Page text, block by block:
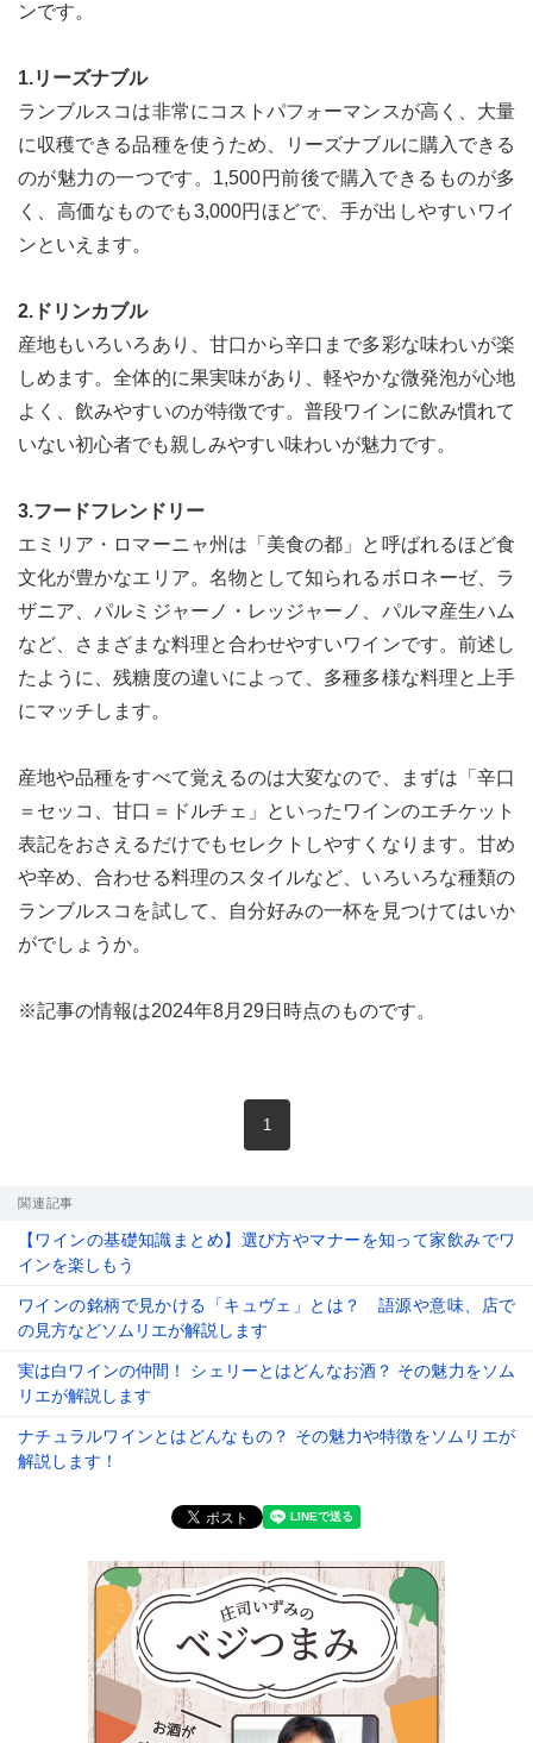
ンです。
1.リーズナブル
ランブルスコは非常にコストパフォーマンスが高く、大量
に収穫できる品種を使うため、リーズナブルに購入できる
のが魅力の一つです。1,500円前後で購入できるものが多
く、高価なものでも3,000円ほどで、手が出しやすいワイ
ンといえます。
2.ドリンカブル
産地もいろいろあり、甘口から辛口まで多彩な味わいが楽
しめます。全体的に果実味があり、軽やかな微発泡が心地
よく、飲みやすいのが特徴です。普段ワインに飲み慣れて
いない初心者でも親しみやすい味わいが魅力です。
3.フードフレンドリー
エミリア・ロマーニャ州は「美食の都」と呼ばれるほど食
文化が豊かなエリア。名物として知られるボロネーゼ、ラ
ザニア、パルミジャーノ・レッジャーノ、パルマ産生ハム
など、さまざまな料理と合わせやすいワインです。前述し
たように、残糖度の違いによって、多種多様な料理と上手
にマッチします。
産地や品種をすべて覚えるのは大変なので、まずは「辛口
＝セッコ、甘口＝ドルチェ」といったワインのエチケット
表記をおさえるだけでもセレクトしやすくなります。甘め
や辛め、合わせる料理のスタイルなど、いろいろな種類の
ランブルスコを試して、自分好みの一杯を見つけてはいか
がでしょうか。
※記事の情報は2024年8月29日時点のものです。
1
関連記事
【ワインの基礎知識まとめ】選び方やマナーを知って家飲みでワ
インを楽しもう
ワインの銘柄で見かける「キュヴェ」とは？ 語源や意味、店で
の見方などソムリエが解説します
実は白ワインの仲間！ シェリーとはどんなお酒？ その魅力をソム
リエが解説します
ナチュラルワインとはどんなもの？ その魅力や特徴をソムリエが
解説します！